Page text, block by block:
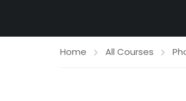
Home All Courses